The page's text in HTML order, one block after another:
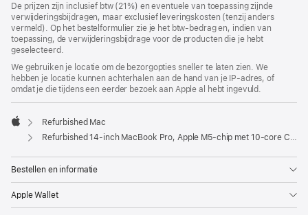
De prijzen zijn inclusief btw (21%) en eventuele van toepassing zijnde
verwijderingsbijdragen, maar exclusief leveringskosten (tenzij anders
vermeld). Op het bestelformulier zie je het btw-bedrag en, indien van
toepassing, de verwijderingsbijdrage voor de producten die je hebt
geselecteerd.
We gebruiken je locatie om de bezorgopties sneller te laten zien. We
hebben je locatie kunnen achterhalen aan de hand van je IP-adres, of
omdat je die tijdens een eerder bezoek aan Apple al hebt ingevuld.
Apple
Refurbished Mac
Refurbished 14‑inch MacBook Pro, Apple M5-chip met 10‑core CPU en 10‑core GPU - Spacezwart
Bestellen en informatie
Apple Wallet